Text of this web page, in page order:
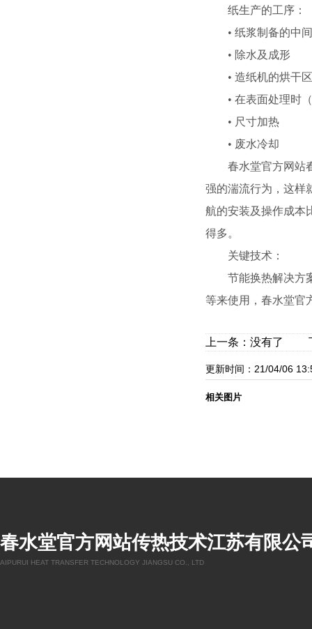
纸生产的工序：
• 纸浆制备的中间电
• 除水及成形
• 造纸机的烘干区
• 在表面处理时（
• 尺寸加热
• 废水冷却
春水堂官方网站春
强的湍流行为，这
航的安装及操作成本比
得多。
关键技术：
节能换热解决方案—
等来使用，春水
上一条：没有了 下
更新时间：21/04/06
相关图片
春水堂官方网站传热技术江苏有限公
AIPURUI HEAT TRANSFER TECHNOLOGY JIANGSU CO., LTD